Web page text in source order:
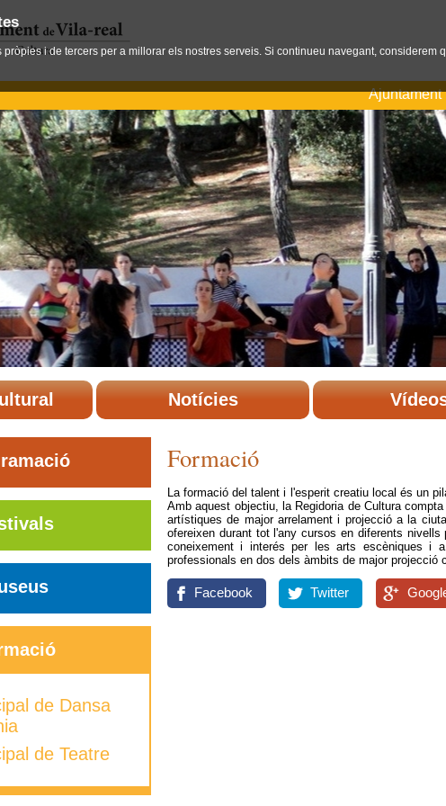
Ajuntament
Notícies
Formació
La formació del talent i l'esperit creatiu local és un
Amb aquest objectiu, la Regidoria de Cultura
artístiques de major arrelament i projecció a la
ofereixen durant tot l'any cursos en diferents
coneixement i interés per les arts escèniques i
professionals en dos dels àmbits de major projecció
Facebook Twitter
de Dansa
de Teatre
i de tercers per a millorar els nostres serveis. Si continueu navegant, considerem